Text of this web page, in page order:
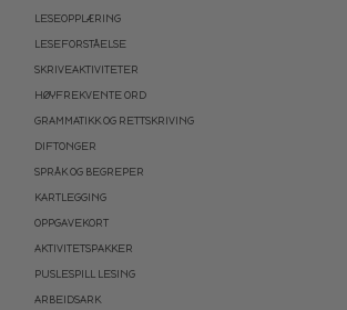
LESEOPPLÆRING
LESEFORSTÅELSE
SKRIVEAKTIVITETER
HØYFREKVENTE ORD
GRAMMATIKK OG RETTSKRIVING
DIFTONGER
SPRÅK OG BEGREPER
KARTLEGGING
OPPGAVEKORT
AKTIVITETSPAKKER
PUSLESPILL LESING
ARBEIDSARK